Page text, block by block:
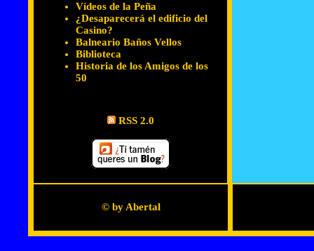
Vídeos de la Peña
¿Desaparecerá el edificio del
Casino?
Balneario Baños Vellos
Biblioteca
Historia de los Amigos de los
50
RSS 2.0
© by Abertal